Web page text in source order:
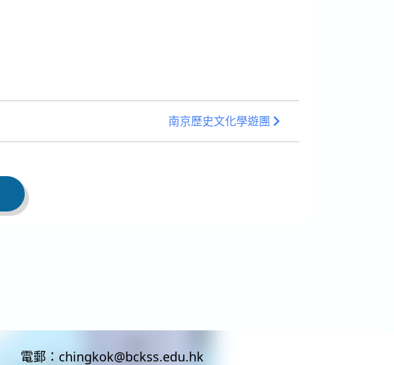
南京歷史文化學遊團
電郵： chingkok@bckss.edu.hk